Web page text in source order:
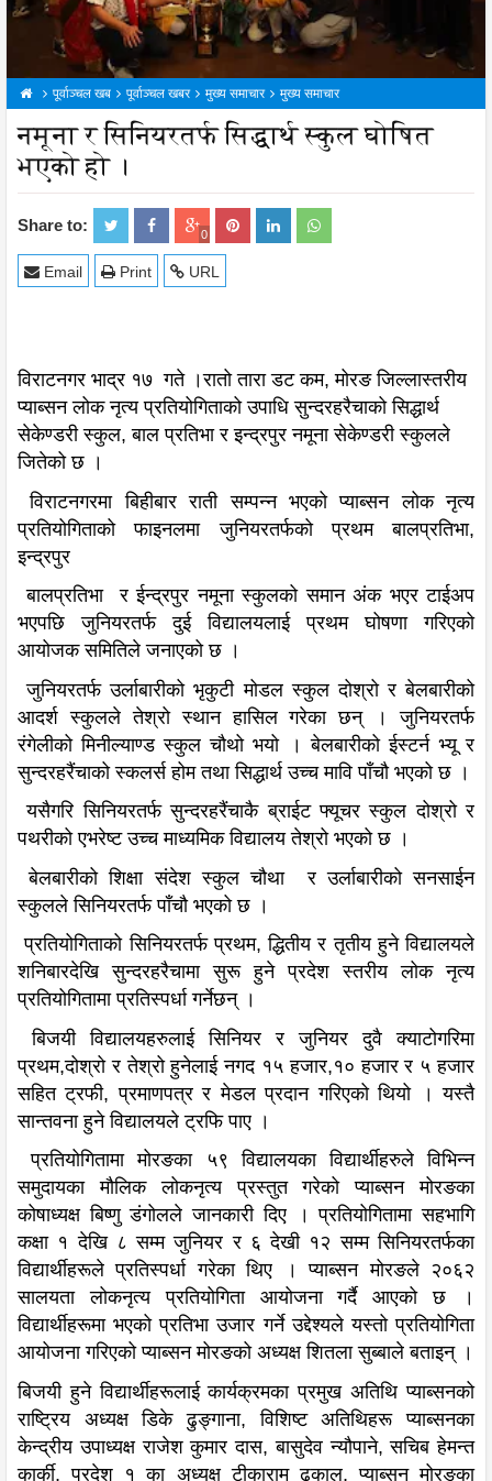
पूर्वाञ्चल खब पूर्वाञ्चल खबर मुख्य समाचार मुख्य समाचार
नमूना र सिनियरतर्फ सिद्धार्थ स्कुल घोषित
भएको हो ।
Share to: 0
URL
Print
Email
विराटनगर भाद्र १७ गते ।रातो तारा डट कम, मोरङ जिल्लास्तरीय
प्याब्सन लोक नृत्य प्रतियोगिताको उपाधि सुन्दरहरैचाको सिद्धार्थ
सेकेण्डरी स्कुल, बाल प्रतिभा र इन्द्रपुर नमूना सेकेण्डरी स्कुलले
जितेको छ ।
विराटनगरमा बिहीबार राती सम्पन्न भएको प्याब्सन लोक नृत्य
प्रतियोगिताको फाइनलमा जुनियरतर्फको प्रथम बालप्रतिभा,
इन्द्रपुर
बालप्रतिभा र ईन्द्रपुर नमूना स्कुलको समान अंक भएर टाईअप
भएपछि जुनियरतर्फ दुई विद्यालयलाई प्रथम घोषणा गरिएको
आयोजक समितिले जनाएको छ ।
जुनियरतर्फ उर्लाबारीको भृकुटी मोडल स्कुल दोश्रो र बेलबारीको
आदर्श स्कुलले तेश्रो स्थान हासिल गरेका छन् । जुनियरतर्फ
रंगेलीको मिनील्याण्ड स्कुल चौथो भयो । बेलबारीको ईस्टर्न भ्यू र
सुन्दरहरैंचाको स्कलर्स होम तथा सिद्धार्थ उच्च मावि पाँचौ भएको छ ।
यसैगरि सिनियरतर्फ सुन्दरहरैंचाकै ब्राईट फ्यूचर स्कुल दोश्रो र
पथरीको एभरेष्ट उच्च माध्यमिक विद्यालय तेश्रो भएको छ ।
बेलबारीको शिक्षा संदेश स्कुल चौथा र उर्लाबारीको सनसाईन
स्कुलले सिनियरतर्फ पाँचौ भएको छ ।
प्रतियोगिताको सिनियरतर्फ प्रथम, द्धितीय र तृतीय हुने विद्यालयले
शनिबारदेखि सुन्दरहरैचामा सुरू हुने प्रदेश स्तरीय लोक नृत्य
प्रतियोगितामा प्रतिस्पर्धा गर्नेछन् ।
बिजयी विद्यालयहरुलाई सिनियर र जुनियर दुवै क्याटोगरिमा
प्रथम,दोश्रो र तेश्रो हुनेलाई नगद १५ हजार,१० हजार र ५ हजार
सहित ट्रफी, प्रमाणपत्र र मेडल प्रदान गरिएको थियो । यस्तै
सान्तवना हुने विद्यालयले ट्रफि पाए ।
प्रतियोगितामा मोरङका ५९ विद्यालयका विद्यार्थीहरुले विभिन्न
समुदायका मौलिक लोकनृत्य प्रस्तुत गरेको प्याब्सन मोरङका
कोषाध्यक्ष बिष्णु डंगोलले जानकारी दिए । प्रतियोगितामा सहभागि
कक्षा १ देखि ८ सम्म जुनियर र ६ देखी १२ सम्म सिनियरतर्फका
विद्यार्थीहरूले प्रतिस्पर्धा गरेका थिए । प्याब्सन मोरङले २०६२
सालयता लोकनृत्य प्रतियोगिता आयोजना गर्दै आएको छ ।
विद्यार्थीहरूमा भएको प्रतिभा उजार गर्ने उद्देश्यले यस्तो प्रतियोगिता
आयोजना गरिएको प्याब्सन मोरङको अध्यक्ष शितला सुब्बाले बताइन् ।
बिजयी हुने विद्यार्थीहरूलाई कार्यक्रमका प्रमुख अतिथि प्याब्सनको
राष्ट्रिय अध्यक्ष डिके ढुङ्गाना, विशिष्ट अतिथिहरू प्याब्सनका
केन्द्रीय उपाध्यक्ष राजेश कुमार दास, बासुदेव न्यौपाने, सचिब हेमन्त
कार्की, प्रदेश १ का अध्यक्ष टीकाराम ढकाल, प्याब्सन मोरङका